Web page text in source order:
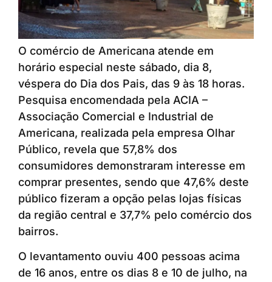
O comércio de Americana atende em
horário especial neste sábado, dia 8,
véspera do Dia dos Pais, das 9 às 18 horas.
Pesquisa encomendada pela ACIA –
Associação Comercial e Industrial de
Americana, realizada pela empresa Olhar
Público, revela que 57,8% dos
consumidores demonstraram interesse em
comprar presentes, sendo que 47,6% deste
público fizeram a opção pelas lojas físicas
da região central e 37,7% pelo comércio dos
bairros.
O levantamento ouviu 400 pessoas acima
de 16 anos, entre os dias 8 e 10 de julho, na